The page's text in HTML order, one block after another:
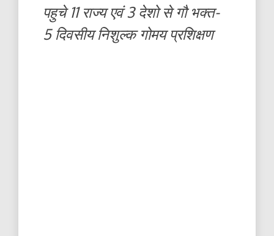
पहुचे 11 राज्य एवं 3 देशो से गौ भक्त-
5 दिवसीय निशुल्क गोमय प्रशिक्षण